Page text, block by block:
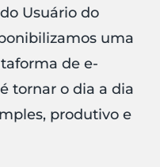
Usuário do
uma
de e-
tornar o dia a dia
produtivo e